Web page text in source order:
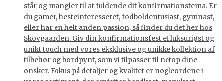
står og mangler til at fuldende dit konfirmationstema. Er
du gamer, hesteinteresseret, fodboldentusiast, gymnast,
eller har en helt anden passion, så finder du det her hos
Skovgaarden. Giv din konfirmationsfest et luksuriøst og
unikt touch med vores eksklusive og unikke kollektion af
tilbehør og bordpynt, som vi tilpasser til netop dine
ønsker. Fokus på detaljer og kvalitet er nøgleordene i